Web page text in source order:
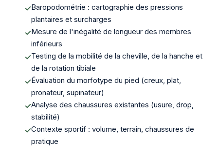
Baropodométrie : cartographie des pressions
plantaires et surcharges
Mesure de l'inégalité de longueur des membres
inférieurs
Testing de la mobilité de la cheville, de la hanche et
de la rotation tibiale
Évaluation du morfotype du pied (creux, plat,
pronateur, supinateur)
Analyse des chaussures existantes (usure, drop,
stabilité)
Contexte sportif : volume, terrain, chaussures de
pratique